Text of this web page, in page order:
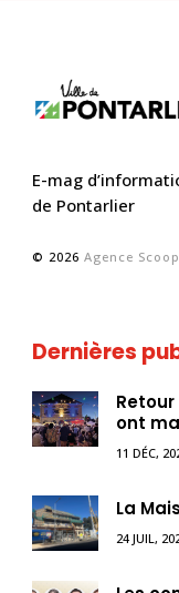
E-mag
de Pontarlier
© 2026 Agence
Dernières
ont
11 DÉC,
La
24 JUIL,